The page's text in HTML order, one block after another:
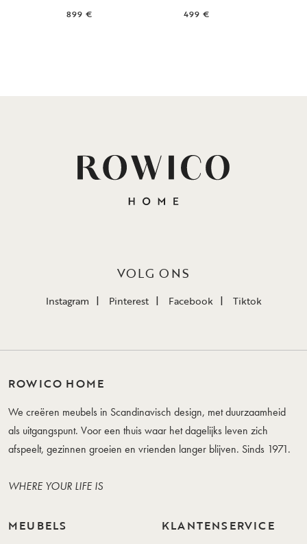
899 € 499 €
VOLG ONS
Instagram Pinterest Facebook Tiktok
ROWICO HOME
We creëren meubels in Scandinavisch design, met duurzaamheid
als uitgangspunt. Voor een thuis waar het dagelijks leven zich
afspeelt, gezinnen groeien en vrienden langer blijven. Sinds 1971.
WHERE YOUR LIFE IS
MEUBELS KLANTENSERVICE